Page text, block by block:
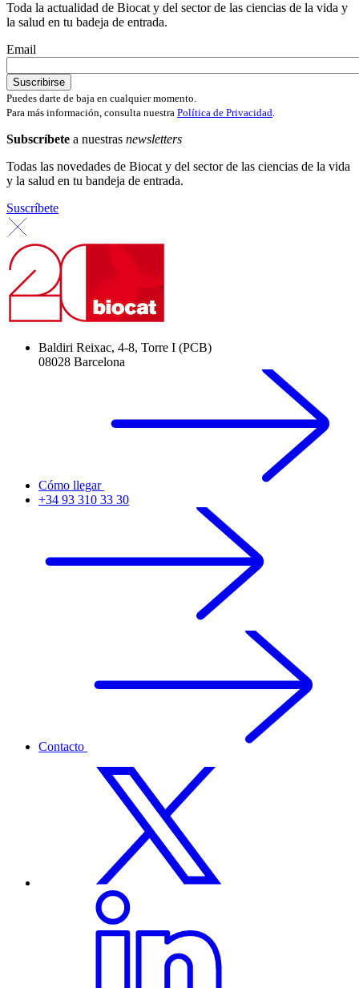
Toda la actualidad de Biocat y del sector de las ciencias de la vida y
la salud en tu badeja de entrada.
Email
Puedes darte de baja en cualquier momento.
Para más información, consulta nuestra Política de Privacidad.
Subscríbete a nuestras newsletters
Todas las novedades de Biocat y del sector de las ciencias de la vida
y la salud en tu bandeja de entrada.
Suscríbete
Baldiri Reixac, 4-8, Torre I (PCB)
08028 Barcelona
Cómo llegar
+34 93 310 33 30
Contacto